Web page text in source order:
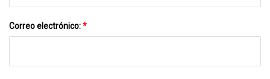
Correo electrónico:*